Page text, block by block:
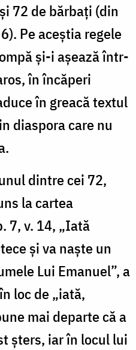
72 de bărbaţi (din
Pe aceştia regele
şi-i aşează într-
în încăperi
în greacă textul
diaspora care nu
dintre cei 72,
la cartea
7, v. 14, „Iată
şi va naşte un
Lui Emanuel”, a
loc de „iată,
mai departe că a
şters, iar în locul lui